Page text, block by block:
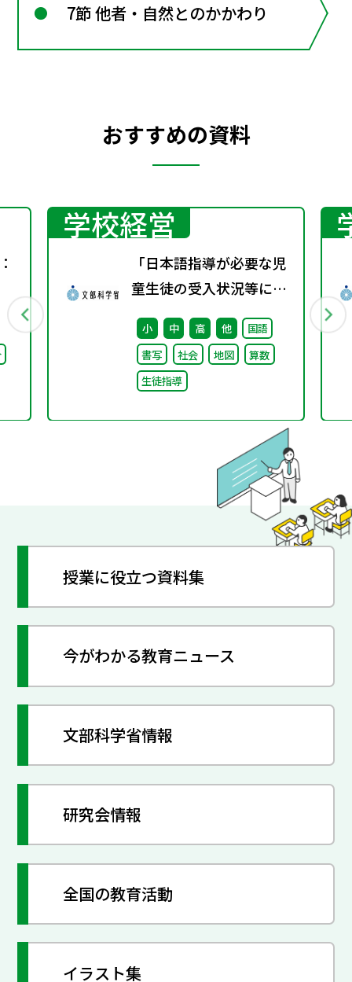
7節 他者・自然とのかかわり
おすすめの資料
学校経営
「日本語指導が必要な児
童生徒の受入状況等に関
する調査（令和5年
度）」の結果について
小 中 高 他
国語
書写
社会 地図
算数
生徒指導
授業に役立つ資料集
今がわかる教育ニュース
文部科学省情報
研究会情報
全国の教育活動
イラスト集